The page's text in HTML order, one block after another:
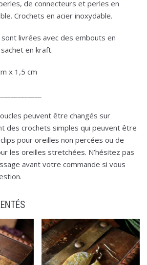
de connecteurs et perles en
Crochets en acier inoxydable.
livrées avec des embouts en
en kraft.
x 1,5 cm
peuvent être changés sur
des crochets simples qui peuvent être
pour oreilles non percées ou de
les oreilles stretchées. N’hésitez pas
avant votre commande si vous